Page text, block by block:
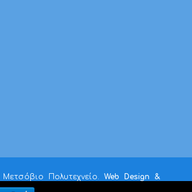
Πολυτεχνείο. Web Design &